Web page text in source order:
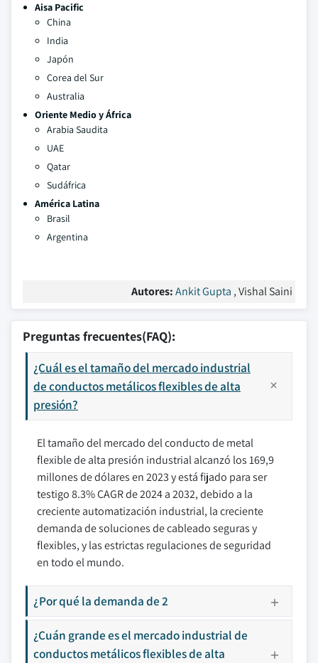
Aisa Pacific
China
India
Japón
Corea del Sur
Australia
Oriente Medio y África
Arabia Saudita
UAE
Qatar
Sudáfrica
América Latina
Brasil
Argentina
Autores:Ankit Gupta , Vishal Saini
Preguntas frecuentes(FAQ):
¿Cuál es el tamaño del mercado industrial
de conductos metálicos flexibles de alta
presión?
El tamaño del mercado del conducto de metal
flexible de alta presión industrial alcanzó los 169,9
millones de dólares en 2023 y está fijado para ser
testigo 8.3% CAGR de 2024 a 2032, debido a la
creciente automatización industrial, la creciente
demanda de soluciones de cableado seguras y
flexibles, y las estrictas regulaciones de seguridad
en todo el mundo.
¿Por qué la demanda de 2
¿Cuán grande es el mercado industrial de
conductos metálicos flexibles de alta